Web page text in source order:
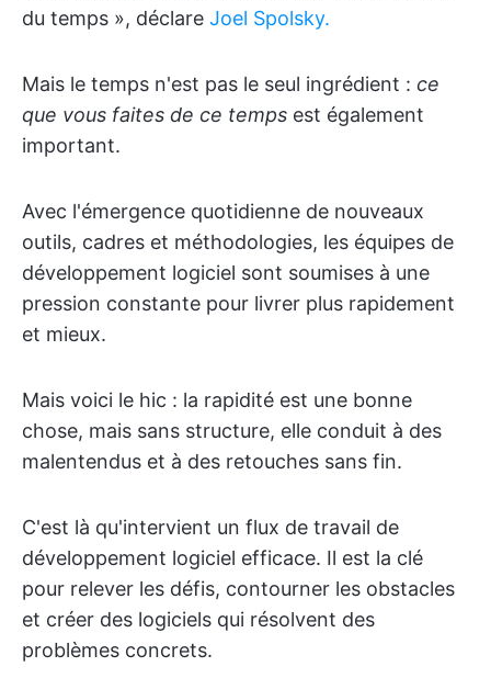
du temps », déclare Joel Spolsky.
Mais le temps n'est pas le seul ingrédient : ce
que vous faites de ce temps est également
important.
Avec l'émergence quotidienne de nouveaux
outils, cadres et méthodologies, les équipes de
développement logiciel sont soumises à une
pression constante pour livrer plus rapidement
et mieux.
Mais voici le hic : la rapidité est une bonne
chose, mais sans structure, elle conduit à des
malentendus et à des retouches sans fin.
C'est là qu'intervient un flux de travail de
développement logiciel efficace. Il est la clé
pour relever les défis, contourner les obstacles
et créer des logiciels qui résolvent des
problèmes concrets.